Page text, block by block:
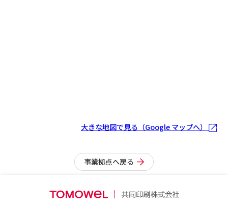
大きな地図で見る（Google マップへ）
事業拠点へ戻る